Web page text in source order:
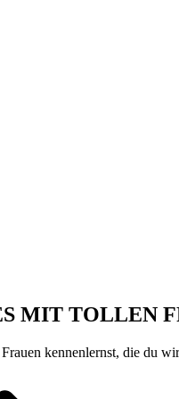
MIT TOLLEN
kennenlernst, die du